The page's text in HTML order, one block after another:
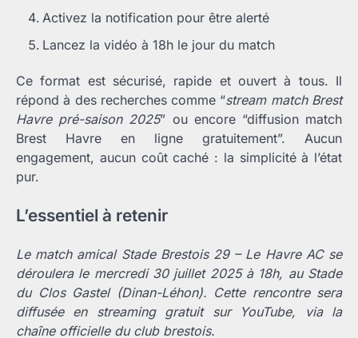
Activez la notification pour être alerté
Lancez la vidéo à 18h le jour du match
Ce format est sécurisé, rapide et ouvert à tous. Il
répond à des recherches comme “stream match Brest
Havre pré-saison 2025” ou encore “diffusion match
Brest Havre en ligne gratuitement”. Aucun
engagement, aucun coût caché : la simplicité à l’état
pur.
L’essentiel à retenir
Le match amical Stade Brestois 29 – Le Havre AC se
déroulera le mercredi 30 juillet 2025 à 18h, au Stade
du Clos Gastel (Dinan-Léhon). Cette rencontre sera
diffusée en streaming gratuit sur YouTube, via la
chaîne officielle du club brestois.